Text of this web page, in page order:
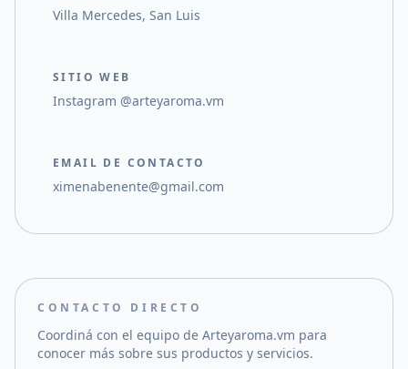
Villa Mercedes, San Luis
SITIO WEB
Instagram @arteyaroma.vm
EMAIL DE CONTACTO
ximenabenente@gmail.com
CONTACTO DIRECTO
Coordiná con el equipo de Arteyaroma.vm para
conocer más sobre sus productos y servicios.